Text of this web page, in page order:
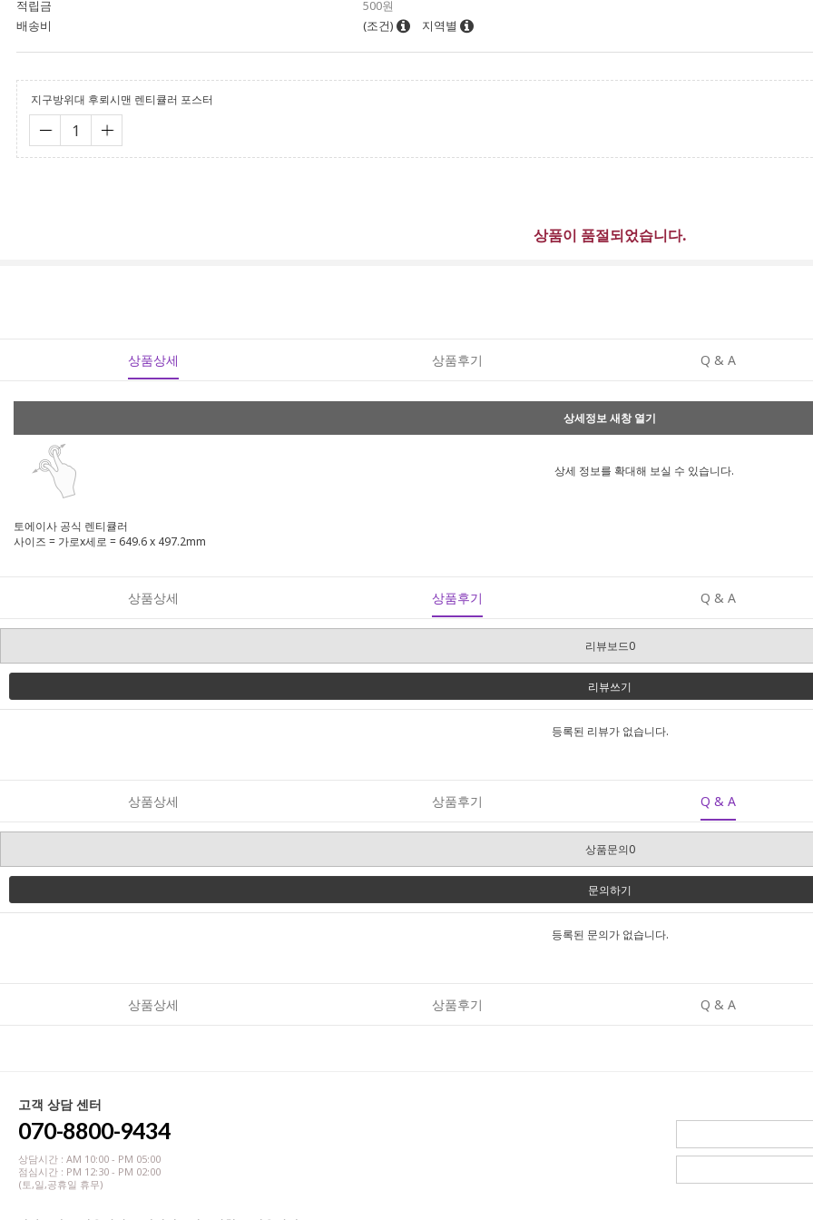
적립금
500원
배송비
(조건) 지역별
지구방위대 후뢰시맨 렌티큘러 포스터
상품이 품절되었습니다.
상품상세 상품후기 Q & A
상세정보 새창 열기
상세 정보를 확대해 보실 수 있습니다.
토에이사 공식 렌티큘러
사이즈 = 가로x세로 = 649.6 x 497.2mm
상품상세 상품후기 Q & A
리뷰보드0
리뷰쓰기
등록된 리뷰가 없습니다.
상품상세 상품후기 Q & A
상품문의0
문의하기
등록된 문의가 없습니다.
상품상세 상품후기 Q & A
고객 상담 센터
070-8800-9434
상담시간 : AM 10:00 - PM 05:00
점심시간 : PM 12:30 - PM 02:00
(토,일,공휴일 휴무)